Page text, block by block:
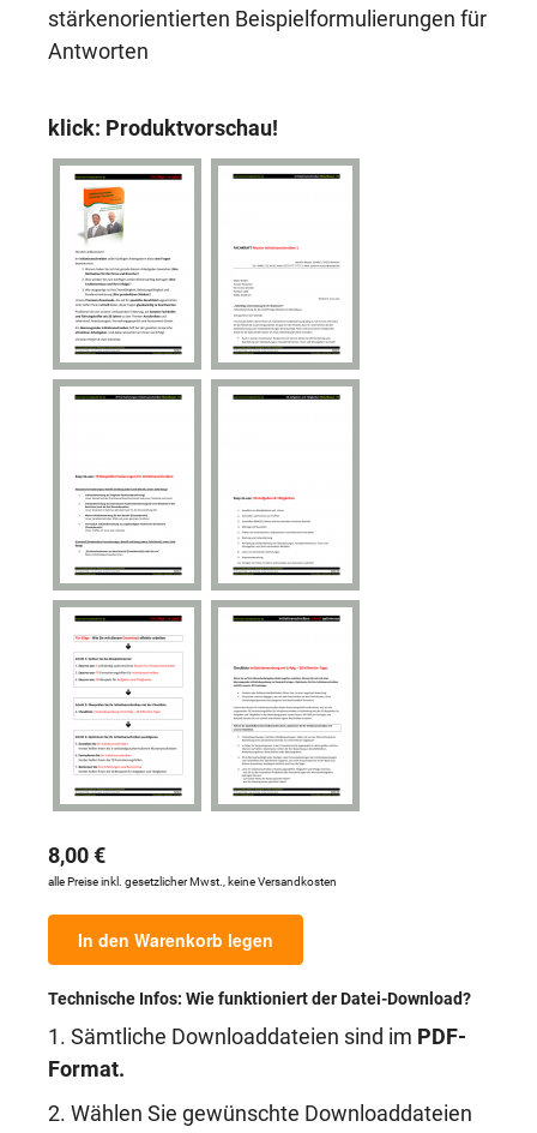
stärkenorientierten Beispielformulierungen für
Antworten
klick: Produktvorschau!
8,00 €
alle Preise inkl. gesetzlicher Mwst., keine Versandkosten
In den Warenkorb legen
Technische Infos: Wie funktioniert der Datei-Download?
1. Sämtliche Downloaddateien sind im PDF-
Format.
2. Wählen Sie gewünschte Downloaddateien